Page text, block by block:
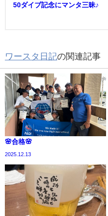
50ダイブ記念にマンタ三昧♪
ワースタ日記の関連記事
🌸合格🌸
2025.12.13